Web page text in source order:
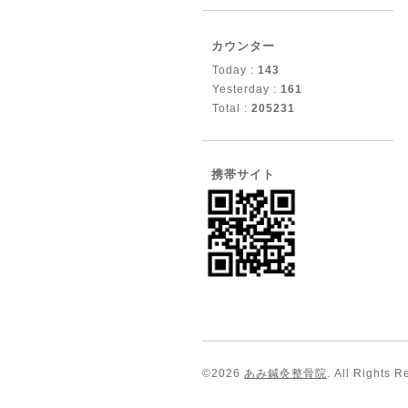
カウンター
Today : 143
Yesterday : 161
Total : 205231
携帯サイト
©2026 あみ鍼灸整骨院. All Rights